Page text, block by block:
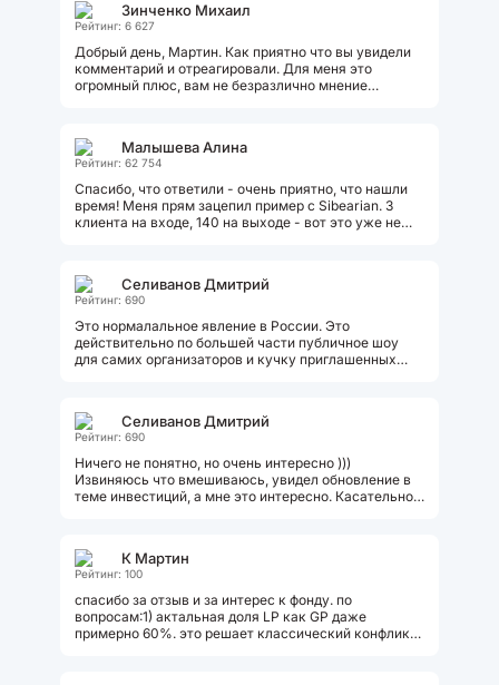
Зинченко Михаил
Рейтинг: 6 627
Добрый день, Мартин. Как приятно что вы увидели
комментарий и отреагировали. Для меня это
огромный плюс, вам не безразлично мнение
Малышева Алина
Рейтинг: 62 754
Спасибо, что ответили - очень приятно, что нашли
время! Меня прям зацепил пример с Sibearian. 3
клиента на входе, 140 на выходе - вот это уже не
Селиванов Дмитрий
Рейтинг: 690
Это нормалальное явление в России. Это
действительно по большей части публичное шоу
для самих организаторов и кучку приглашенных
Селиванов Дмитрий
Рейтинг: 690
Ничего не понятно, но очень интересно )))
Извиняюсь что вмешиваюсь, увидел обновление в
теме инвестиций, а мне это интересно. Касательно
К Мартин
Рейтинг: 100
спасибо за отзыв и за интерес к фонду. по
вопросам:1) актальная доля LP как GP даже
примерно 60%. это решает классический конфликт